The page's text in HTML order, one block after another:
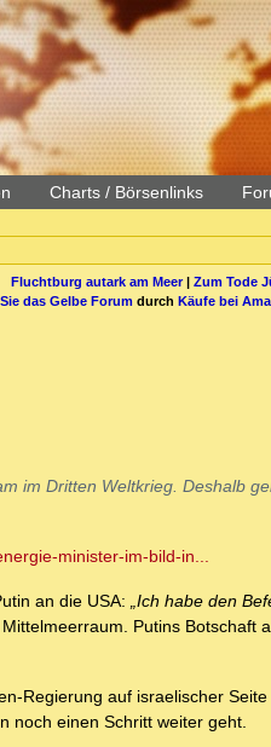
Charts / Börsenlinks
Fluchtburg autark am Meer| Zum Tode
das Gelbe Forum durch Käufe bei
im Dritten Weltkrieg. Deshalb
minister-im-bild-in...
an die USA: „Ich habe den
Putins Botschaft
Regierung auf israelischer
noch einen Schritt weiter geht.